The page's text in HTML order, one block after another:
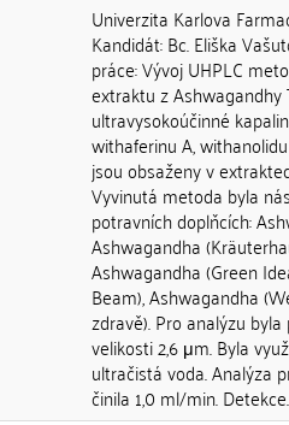
Univerzita Karlova
Kandidát: Bc. Eliška
práce: Vývoj UHPLC
extraktu z
ultravysokoúčinné
withaferinu A,
jsou obsaženy v
Vyvinutá metoda byla
potravních doplňcích:
Ashwagandha
Ashwagandha (Green
Beam), Ashwagandha
zdravě). Pro analýzu
velikosti 2,6 μm. Byla
ultračistá voda. Analýza
činila 1,0 ml/min.